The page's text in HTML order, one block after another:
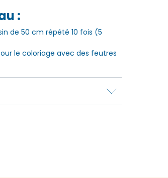
:
de 50 cm répété 10 fois (5
le coloriage avec des feutres